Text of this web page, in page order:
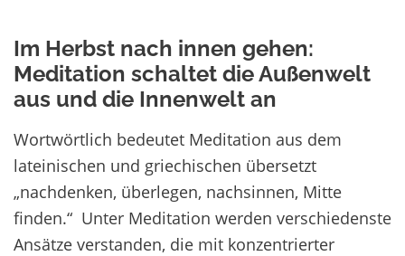
Im Herbst nach innen gehen:
Meditation schaltet die Außenwelt
aus und die Innenwelt an
Wortwörtlich bedeutet Meditation aus dem
lateinischen und griechischen übersetzt
„nachdenken, überlegen, nachsinnen, Mitte
finden.“ Unter Meditation werden verschiedenste
Ansätze verstanden, die mit konzentrierter